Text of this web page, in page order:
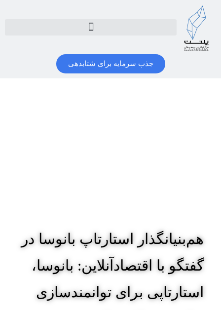
جذب سرمایه برای شتابدهی
هم‌بنیانگذار استارتاپ بانوسا در
گفتگو با اقتصادآنلاین: بانوسا،
استارتاپی برای توانمندسازی